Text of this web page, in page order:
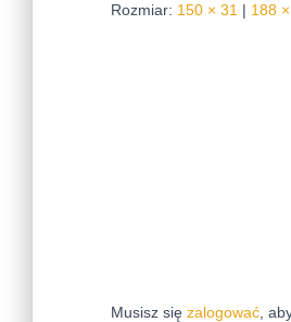
Rozmiar: 150 × 31 | 188
Musisz się zalogować ,